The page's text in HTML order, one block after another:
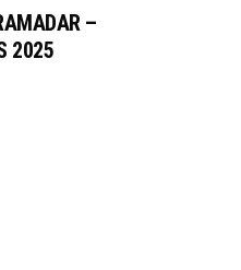
–
2025